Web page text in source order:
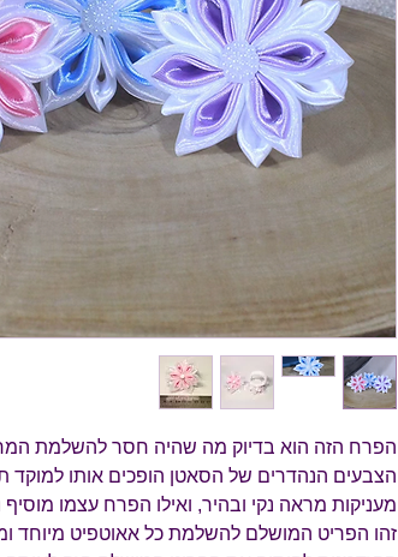
הפרח הזה הוא בדיוק מה שהיה חסר להשלמת
הצבעים הנהדרים של הסאטן הופכים אותו למוקד
מעניקות מראה נקי ובהיר, ואילו הפרח עצמו מוסיף
זהו הפריט המושלם להשלמת כל אאוטפיט מיוחד